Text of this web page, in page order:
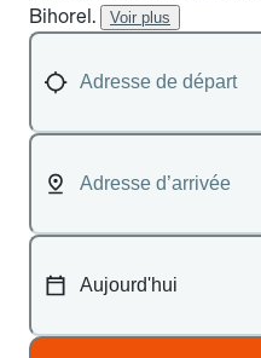
Bihorel.
Voir plus